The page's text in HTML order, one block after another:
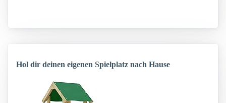
Hol dir deinen eigenen Spielplatz nach Hause